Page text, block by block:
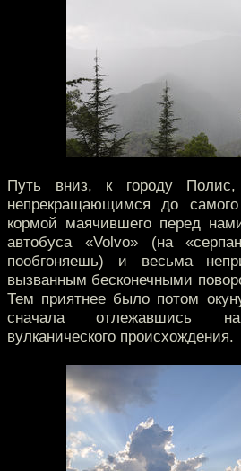
Путь вниз, к городу Полис,
непрекращающимся до
кормой маячившего перед
автобуса «Volvo» (на
пообгоняешь) и весьма
вызванным бесконечными
Тем приятнее было потом
сначала отлежавшись
вулканического происхождения.